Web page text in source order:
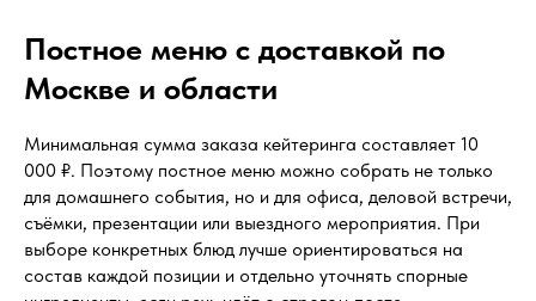
Постное меню с доставкой по
Москве и области
Минимальная сумма заказа кейтеринга составляет 10
000 ₽. Поэтому постное меню можно собрать не только
для домашнего события, но и для офиса, деловой встречи,
съёмки, презентации или выездного мероприятия. При
выборе конкретных блюд лучше ориентироваться на
состав каждой позиции и отдельно уточнять спорные